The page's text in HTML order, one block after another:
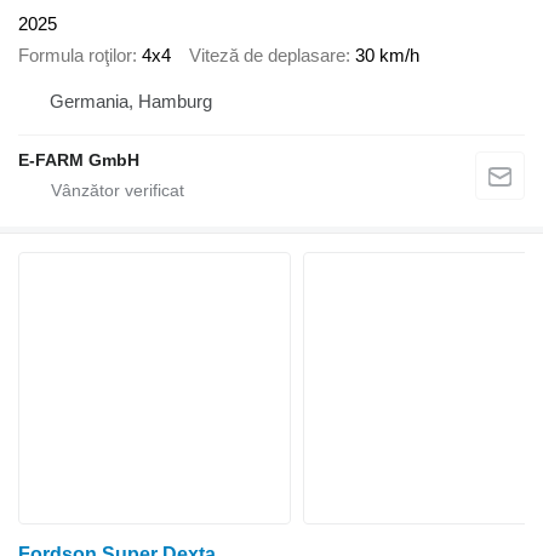
2025
Formula roţilor 4x4 Viteză de deplasare 30 km/h
Germania, Hamburg
E-FARM GmbH